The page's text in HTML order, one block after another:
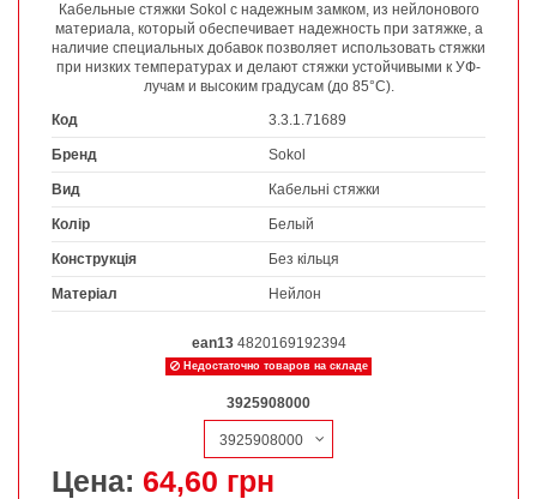
Кабельные стяжки Sokol с надежным замком, из нейлонового
материала, который обеспечивает надежность при затяжке, а
наличие специальных добавок позволяет использовать стяжки
при низких температурах и делают стяжки устойчивыми к УФ-
лучам и высоким градусам (до 85°C).
Код
3.3.1.71689
Бренд Sokol
Вид Кабельні стяжки
Колір Белый
Конструкція Без кільця
Матеріал Нейлон
ean13 4820169192394
Недостаточно товаров на складе
3925908000
Цена: 64,60 грн